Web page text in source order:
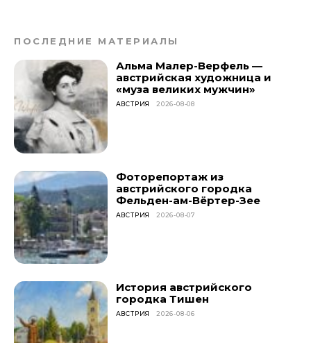
ПОСЛЕДНИЕ МАТЕРИАЛЫ
Альма Малер-Верфель —
австрийская художница и
«муза великих мужчин»
АВСТРИЯ 2026-08-08
Фоторепортаж из
австрийского городка
Фельден-ам-Вёртер-Зее
АВСТРИЯ 2026-08-07
История австрийского
городка Тишен
АВСТРИЯ 2026-08-06